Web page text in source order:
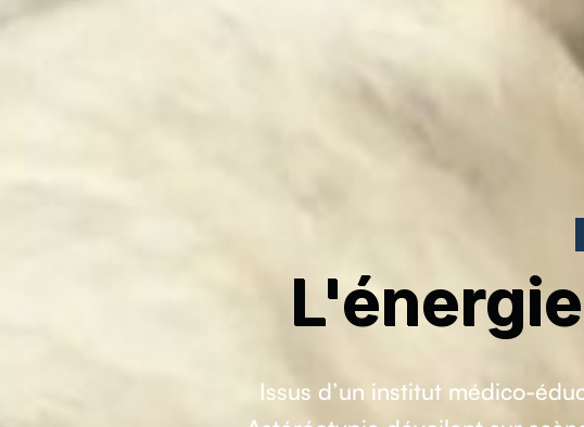
Issus d’un institut médico-